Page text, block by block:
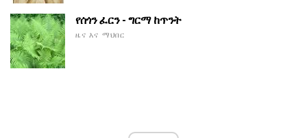
የሰጎን ፈርን - ግርማ ከጥንት
ዜና እና ማህበር